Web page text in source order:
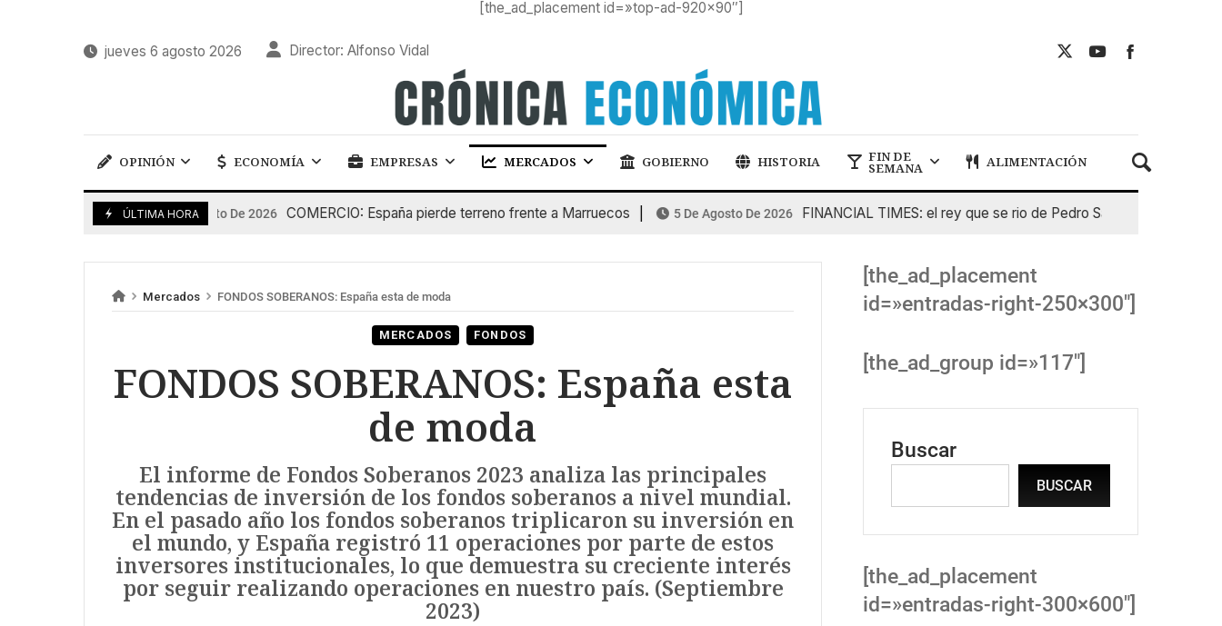
[the_ad_placement id=»top-ad-920×90″]
jueves 6 agosto 2026 Director: Alfonso Vidal
OPINIÓN ECONOMÍA EMPRESAS MERCADOS GOBIERNO HISTORIA FIN DE
SEMANA ALIMENTACIÓN
ÚLTIMA HORA
5 De Agosto De 2026 COMERCIO: España pierde terreno frente a Marruecos 5 De Agosto De 2026 FINANCIAL TIMES: el rey que se rio de Pedro Sanchez
Mercados FONDOS SOBERANOS: España esta de moda
MERCADOS FONDOS
FONDOS SOBERANOS: España esta
de moda
El informe de Fondos Soberanos 2023 analiza las principales
tendencias de inversión de los fondos soberanos a nivel mundial.
En el pasado año los fondos soberanos triplicaron su inversión en
el mundo, y España registró 11 operaciones por parte de estos
inversores institucionales, lo que demuestra su creciente interés
por seguir realizando operaciones en nuestro país. (Septiembre
2023)
[the_ad_placement
id=»entradas-right-250×300″]
[the_ad_group id=»117″]
Buscar
BUSCAR
[the_ad_placement
id=»entradas-right-300×600″]